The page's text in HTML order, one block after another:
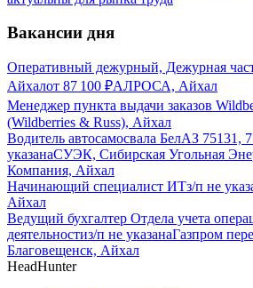
Вакансии дня
Оперативный дежурный, Дежурная
Айхалот 87 100 ₽АЛРОСА, Айхал
Менеджер пункта выдачи заказов
(Wildberries & Russ), Айхал
Водитель автосамосвала БелАЗ 75131,
указанаСУЭК, Сибирская Угольная
Компания, Айхал
Начинающий специалист ИТз/п не
Айхал
Ведущий бухгалтер Отдела учета
деятельностиз/п не указанаГазпром
Благовещенск, Айхал
HeadHunter